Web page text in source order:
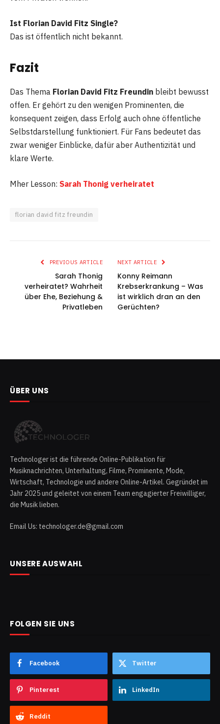
Ist Florian David Fitz Single?
Das ist öffentlich nicht bekannt.
Fazit
Das Thema Florian David Fitz Freundin bleibt bewusst
offen. Er gehört zu den wenigen Prominenten, die
konsequent zeigen, dass Erfolg auch ohne öffentliche
Selbstdarstellung funktioniert. Für Fans bedeutet das
zwar weniger Einblicke, dafür aber Authentizität und
klare Werte.
Mher Lesson: Sarah Thonig verheiratet
florian david fitz freundin
PREVIOUS ARTICLE
Sarah Thonig
verheiratet? Wahrheit
über Ehe, Beziehung &
Privatleben
NEXT ARTICLE
Konny Reimann
Krebserkrankung – Was
ist wirklich dran an den
Gerüchten?
ÜBER UNS
Technologer ist die führende Online-Publikation für
Musiknachrichten, Unterhaltung, Filme, Prominente, Mode,
Wirtschaft, Technologie und andere Online-Artikel. Gegründet im
Jahr 2025 und geleitet von einem Team engagierter Freiwilliger,
die Musik lieben.
Email Us: technologer.de@gmail.com
UNSERE AUSWAHL
FOLGEN SIE UNS
Facebook Twitter
Pinterest LinkedIn
Reddit